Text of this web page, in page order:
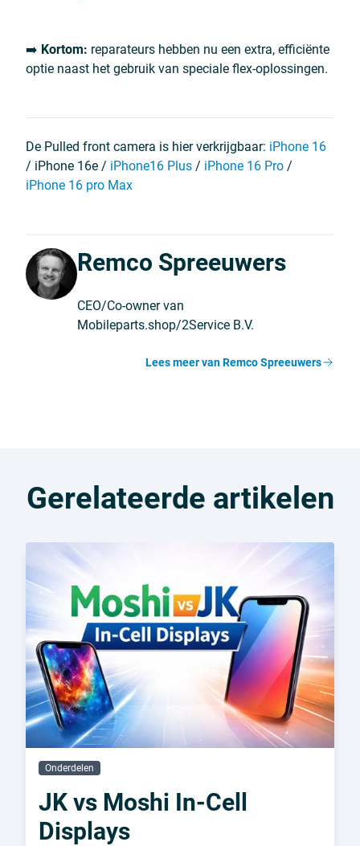
➡️ Kortom: reparateurs hebben nu een extra, efficiënte
optie naast het gebruik van speciale flex-oplossingen.
De Pulled front camera is hier verkrijgbaar: iPhone 16
/ iPhone 16e / iPhone16 Plus / iPhone 16 Pro /
iPhone 16 pro Max
Remco Spreeuwers
CEO/Co-owner van
Mobileparts.shop/2Service B.V.
Lees meer van Remco Spreeuwers
Gerelateerde artikelen
Onderdelen
JK vs Moshi In-Cell
Displays